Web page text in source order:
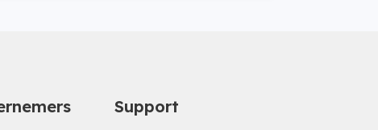
Support